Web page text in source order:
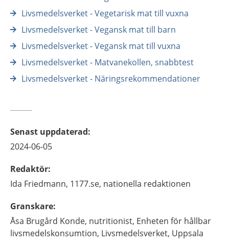
Livsmedelsverket - Vegetarisk mat till vuxna
Livsmedelsverket - Vegansk mat till barn
Livsmedelsverket - Vegansk mat till vuxna
Livsmedelsverket - Matvanekollen, snabbtest
Livsmedelsverket - Näringsrekommendationer
Senast uppdaterad:
2024-06-05
Redaktör:
Ida Friedmann, 1177.se, nationella redaktionen
Granskare:
Åsa Brugård Konde, nutritionist, Enheten för hållbar
livsmedelskonsumtion, Livsmedelsverket, Uppsala